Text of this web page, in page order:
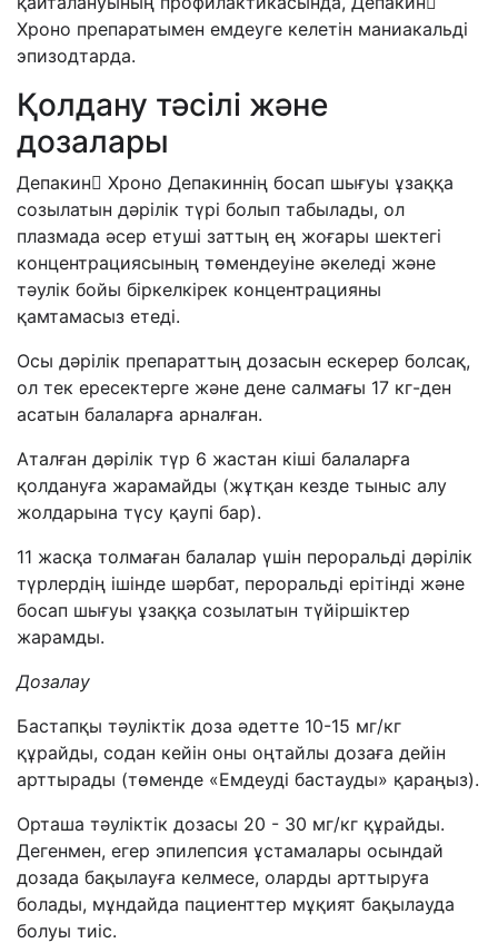
Хроно препаратымен емдеуге келетін маниакальді
эпизодтарда.
Қолдану тәсілі және
дозалары
Депакин Хроно Депакиннің босап шығуы ұзаққа
созылатын дәрілік түрі болып табылады, ол
плазмада әсер етуші заттың ең жоғары шектегі
концентрациясының төмендеуіне әкеледі және
тәулік бойы біркелкірек концентрацияны
қамтамасыз етеді.
Осы дәрілік препараттың дозасын ескерер болсақ,
ол тек ересектерге және дене салмағы 17 кг-ден
асатын балаларға арналған.
Аталған дәрілік түр 6 жастан кіші балаларға
қолдануға жарамайды (жұтқан кезде тыныс алу
жолдарына түсу қаупі бар).
11 жасқа толмаған балалар үшін пероральді дәрілік
түрлердің ішінде шәрбат, пероральді ерітінді және
босап шығуы ұзаққа созылатын түйіршіктер
жарамды.
Дозалау
Бастапқы тәуліктік доза әдетте 10-15 мг/кг
құрайды, содан кейін оны оңтайлы дозаға дейін
арттырады (төменде «Емдеуді бастауды» қараңыз).
Орташа тәуліктік дозасы 20 - 30 мг/кг құрайды.
Дегенмен, егер эпилепсия ұстамалары осындай
дозада бақылауға келмесе, оларды арттыруға
болады, мұндайда пациенттер мұқият бақылауда
болуы тиіс.